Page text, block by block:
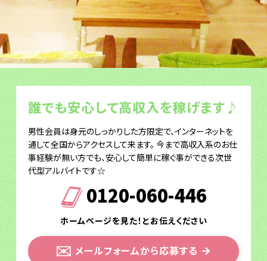
誰でも安心して高収入を稼げます♪
男性会員は身元のしっかりした方限定で、インターネットを
通して全国からアクセスして来ます。 今まで高収入系のお仕
事経験が無い方でも、安心して簡単に稼ぐ事ができる次世
代型アルバイトです☆
0120-060-446
ホームページを見た！とお伝えください
✉️ メールフォームから応募する →